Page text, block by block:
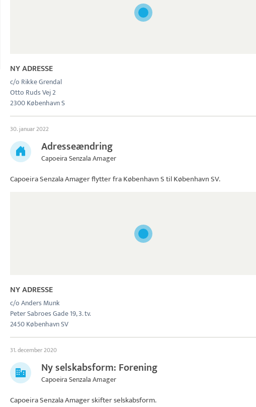
NY ADRESSE
c/o Rikke Grendal
Otto Ruds Vej 2
2300 København S
30. januar 2022
Adresseændring
Capoeira Senzala Amager
Capoeira Senzala Amagerflytter fra København S til København SV.
NY ADRESSE
c/o Anders Munk
Peter Sabroes Gade 19, 3. tv.
2450 København SV
31. december 2020
Ny selskabsform: Forening
Capoeira Senzala Amager
Capoeira Senzala Amagerskifter selskabsform.